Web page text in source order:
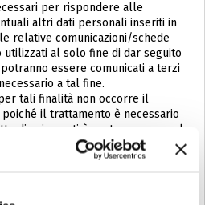
per rispondere alle
altri dati personali inseriti in
relative comunicazioni/schede
utilizzati al solo fine di dar seguito
essere comunicati a terzi
a tal fine.
tali finalità non occorre il
il trattamento è necessario
di cui questi è parte o, come nel
all'esecuzione di misure
richiesta (art. 6, comma 1, lett.